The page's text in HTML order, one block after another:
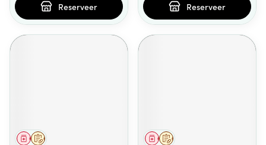
Reserveer Reserveer
Op voorschrift
Geneesmiddel Op voorschrift
Geneesmiddel